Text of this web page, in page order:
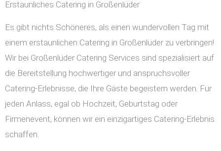
Erstaunliches Catering in Großenlüder
Es gibt nichts Schöneres, als einen wundervollen Tag mit
einem erstaunlichen Catering in Großenlüder zu verbringen!
Wir bei Großenlüder Catering Services sind spezialisiert auf
die Bereitstellung hochwertiger und anspruchsvoller
Catering-Erlebnisse, die Ihre Gäste begeistern werden. Für
jeden Anlass, egal ob Hochzeit, Geburtstag oder
Firmenevent, können wir ein einzigartiges Catering-Erlebnis
schaffen.